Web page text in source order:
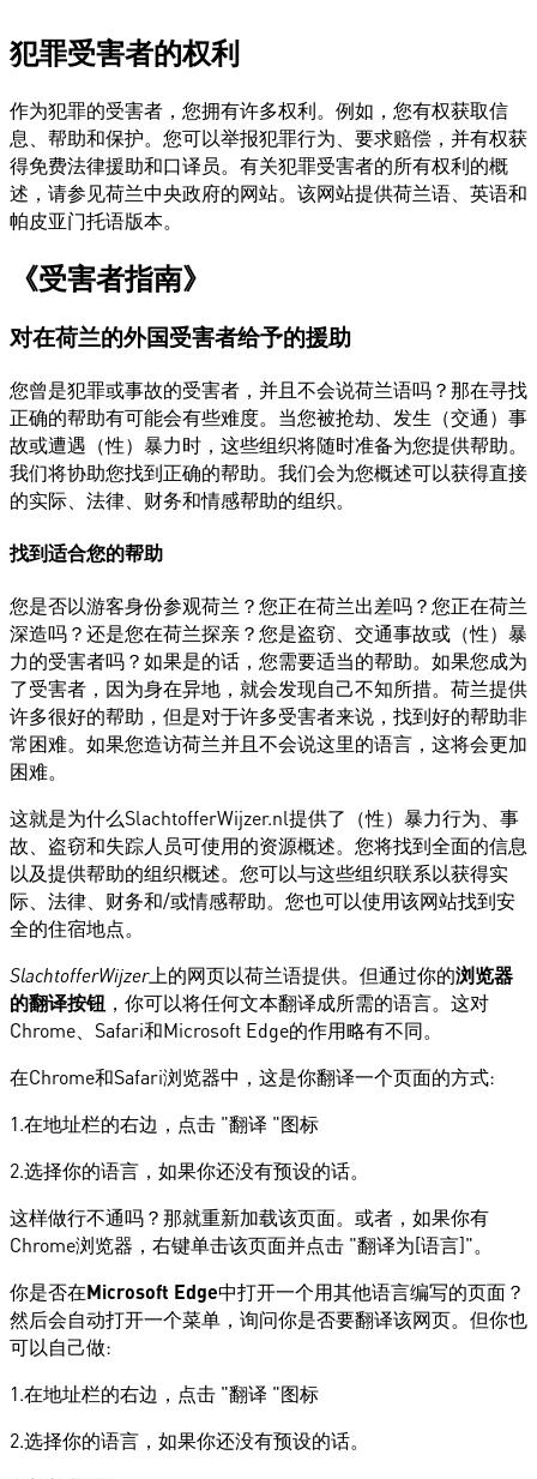
犯罪受害者的权利
作为犯罪的受害者，您拥有许多权利。例如，您有权获取信
息、帮助和保护。您可以举报犯罪行为、要求赔偿，并有权获
得免费法律援助和口译员。有关犯罪受害者的所有权利的概
述，请参见荷兰中央政府的网站。该网站提供荷兰语、英语和
帕皮亚门托语版本。
《受害者指南》
对在荷兰的外国受害者给予的援助
您曾是犯罪或事故的受害者，并且不会说荷兰语吗？那在寻找
正确的帮助有可能会有些难度。当您被抢劫、发生（交通）事
故或遭遇（性）暴力时，这些组织将随时准备为您提供帮助。
我们将协助您找到正确的帮助。我们会为您概述可以获得直接
的实际、法律、财务和情感帮助的组织。
找到适合您的帮助
您是否以游客身份参观荷兰？您正在荷兰出差吗？您正在荷兰
深造吗？还是您在荷兰探亲？您是盗窃、交通事故或（性）暴
力的受害者吗？如果是的话，您需要适当的帮助。如果您成为
了受害者，因为身在异地，就会发现自己不知所措。荷兰提供
许多很好的帮助，但是对于许多受害者来说，找到好的帮助非
常困难。如果您造访荷兰并且不会说这里的语言，这将会更加
困难。
这就是为什么SlachtofferWijzer.nl提供了（性）暴力行为、事
故、盗窃和失踪人员可使用的资源概述。您将找到全面的信息
以及提供帮助的组织概述。您可以与这些组织联系以获得实
际、法律、财务和/或情感帮助。您也可以使用该网站找到安
全的住宿地点。
SlachtofferWijzer上的网页以荷兰语提供。但通过你的浏览器
的翻译按钮 ，你可以将任何文本翻译成所需的语言。这对
Chrome、Safari和Microsoft Edge的作用略有不同。
在Chrome和Safari浏览器中，这是你翻译一个页面的方式:
1.在地址栏的右边，点击 "翻译 "图标
2.选择你的语言，如果你还没有预设的话。
这样做行不通吗？那就重新加载该页面。或者，如果你有
Chrome浏览器，右键单击该页面并点击 "翻译为[语言]"。
你是否在Microsoft Edge中打开一个用其他语言编写的页面？
然后会自动打开一个菜单，询问你是否要翻译该网页。但你也
可以自己做:
1.在地址栏的右边，点击 "翻译 "图标
2.选择你的语言，如果你还没有预设的话。